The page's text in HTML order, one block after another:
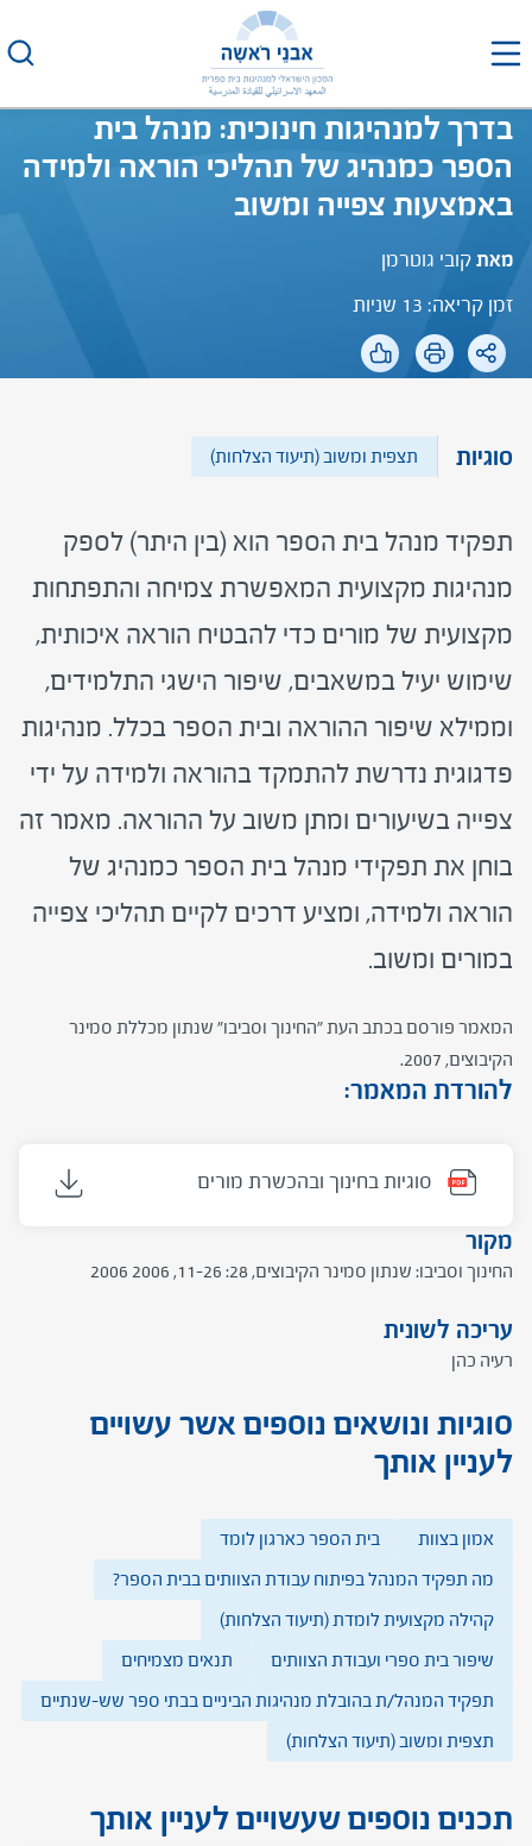
בדרך למנהיגות חינוכית: מנהל בית
הספר כמנהיג של תהליכי הוראה ולמידה
באמצעות צפייה ומשוב
מאתקובי גוטרמן
זמן קריאה: 13 שניות
סוגיות תצפית ומשוב (תיעוד הצלחות)
תפקיד מנהל בית הספר הוא (בין היתר) לספק
מנהיגות מקצועית המאפשרת צמיחה והתפתחות
מקצועית של מורים כדי להבטיח הוראה איכותית,
שימוש יעיל במשאבים, שיפור הישגי התלמידים,
וממילא שיפור ההוראה ובית הספר בכלל. מנהיגות
פדגוגית נדרשת להתמקד בהוראה ולמידה על ידי
צפייה בשיעורים ומתן משוב על ההוראה. מאמר זה
בוחן את תפקידי מנהל בית הספר כמנהיג של
הוראה ולמידה, ומציע דרכים לקיים תהליכי צפייה
במורים ומשוב.
המאמר פורסם בכתב העת "החינוך וסביבו" שנתון מכללת סמינר
הקיבוצים, 2007.
להורדת המאמר:
סוגיות בחינוך ובהכשרת מורים
מקור
החינוך וסביבו: שנתון סמינר הקיבוצים, 28: 11-26, 2006 2006
עריכה לשונית
רעיה כהן
סוגיות ונושאים נוספים אשר עשויים
לעניין אותך
אמון בצוות
בית הספר כארגון לומד
מה תפקיד המנהל בפיתוח עבודת הצוותים בבית הספר?
קהילה מקצועית לומדת (תיעוד הצלחות)
שיפור בית ספרי ועבודת הצוותים
תנאים מצמיחים
תפקיד המנהל/ת בהובלת מנהיגות הביניים בבתי ספר שש-שנתיים
תצפית ומשוב (תיעוד הצלחות)
תכנים נוספים שעשויים לעניין אותך